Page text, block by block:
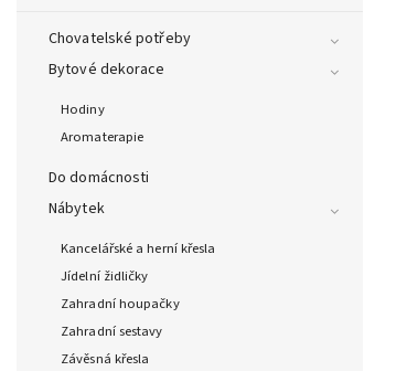
Chovatelské potřeby
Bytové dekorace
Hodiny
Aromaterapie
Do domácnosti
Nábytek
Kancelářské a herní křesla
Jídelní židličky
Zahradní houpačky
Zahradní sestavy
Závěsná křesla